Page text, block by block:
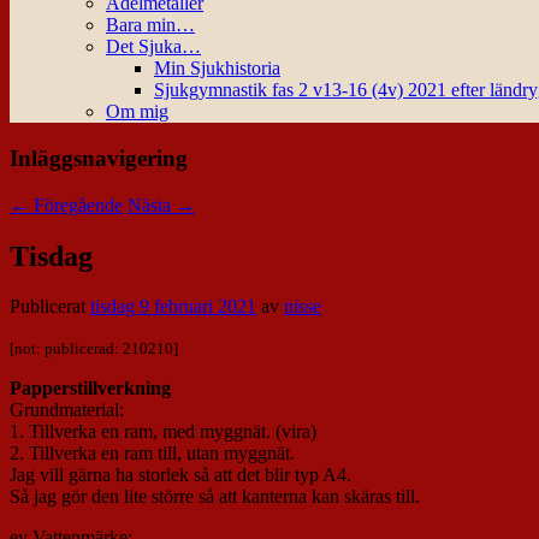
Bara min…
Det Sjuka…
Min Sjukhistoria
Sjukgymnastik fas 2 v13-16 (4v) 2021 efter
Om mig
Inläggsnavigering
← Föregående Nästa →
Tisdag
Publicerattisdag 9 februari 2021 av nisse
[not: publicerad: 210210]
Papperstillverkning
Grundmaterial:
1. Tillverka en ram, med myggnät. (vira)
2. Tillverka en ram till, utan myggnät.
Jag vill gärna ha storlek så att det blir typ A4.
Så jag gör den lite större så att kanterna kan skäras till.